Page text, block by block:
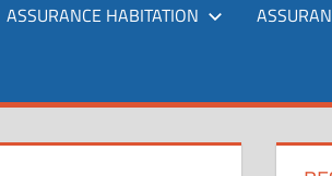
ASSURANCE HABITATION